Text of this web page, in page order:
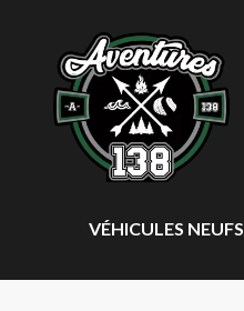
VÉHICULES NEUFS